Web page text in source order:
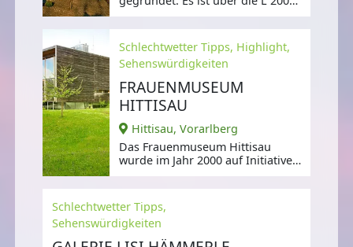
Schlechtwetter Tipps, Highlight,
Sehenswürdigkeiten
FRAUENMUSEUM
HITTISAU
Hittisau, Vorarlberg
Das Frauenmuseum Hittisau
wurde im Jahr 2000 auf Initiative
Schlechtwetter Tipps,
Sehenswürdigkeiten